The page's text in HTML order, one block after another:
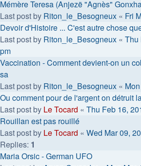
Mémère Teresa (Anjezë "Agnès"
Last post by Riton_le_Besogneux « Fri
Devoir d'Histoire ... C'est autre chose
Last post by Riton_le_Besogneux « Thu
pm
Vaccination - Comment devient-on un
sa
Last post by Riton_le_Besogneux «
Ou comment pour de l'argent on détruit
Last post by Le Tocard « Thu Feb 16,
Rouillan est pas rouillé
Last post by Le Tocard « Wed Mar 09,
Replies: 1
Maria Orsic - German UFO